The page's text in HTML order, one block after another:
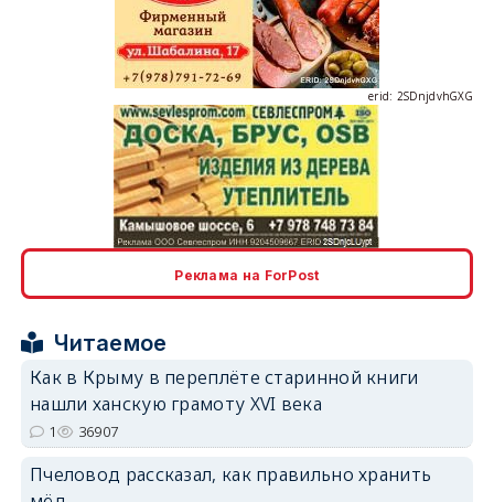
erid: 2SDnjdvhGXG
Реклама на ForPost
Читаемое
Как в Крыму в переплёте старинной книги
нашли ханскую грамоту XVI века
1 36907
Пчеловод рассказал, как правильно хранить